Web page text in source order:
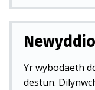
Yr wybodaeth
destun.